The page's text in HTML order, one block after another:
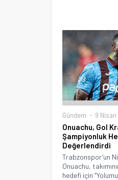
Gündem 9 Nisan
Onuachu, Gol
Şampiyonluk
Değerlendirdi
Trabzonspor’un
Onuachu,
hedefi için